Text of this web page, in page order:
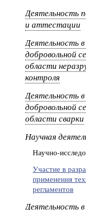
Деятельность
и аттестации
Деятельность
добровольной
области
контроля
Деятельность
добровольной
области сварки
Научная
Научно-
Участие в
применения
регламентов
Деятельность